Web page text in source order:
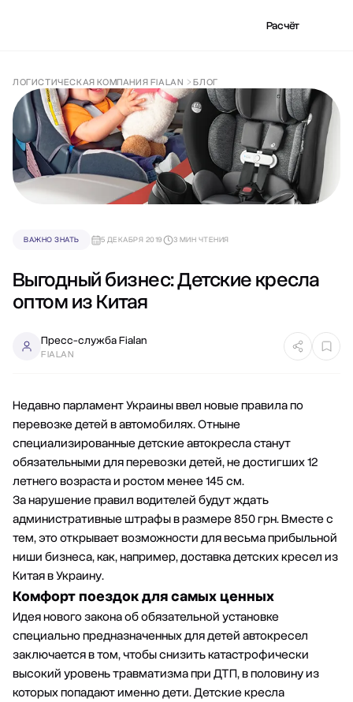
Расчёт
ЛОГИСТИЧЕСКАЯ КОМПАНИЯ FIALAN БЛОГ
ВАЖНО ЗНАТЬ 5 ДЕКАБРЯ 2019 3 МИН ЧТЕНИЯ
Выгодный бизнес: Детские кресла
оптом из Китая
Пресс-служба Fialan
FIALAN
Недавно парламент Украины ввел новые правила по
перевозке детей в автомобилях. Отныне
специализированные детские автокресла станут
обязательными для перевозки детей, не достигших 12
летнего возраста и ростом менее 145 см.
За нарушение правил водителей будут ждать
административные штрафы в размере 850 грн. Вместе с
тем, это открывает возможности для весьма прибыльной
ниши бизнеса, как, например, доставка детских кресел из
Китая в Украину.
Комфорт поездок для самых ценных
Идея нового закона об обязательной установке
специально предназначенных для детей автокресел
заключается в том, чтобы снизить катастрофически
высокий уровень травматизма при ДТП, в половину из
которых попадают именно дети. Детские кресла